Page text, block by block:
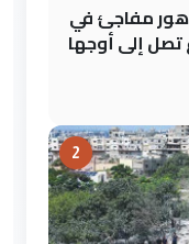
مفاجئ في
تصل إلى أوجها
2